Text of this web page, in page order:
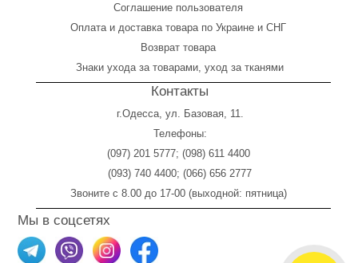
Соглашение пользователя
Оплата и доставка товара по Украине и СНГ
Возврат товара
Знаки ухода за товарами, уход за тканями
Контакты
г.Одесса, ул. Базовая, 11.
Телефоны:
(097) 201 5777; (098) 611 4400
(093) 740 4400; (066) 656 2777
Звоните с 8.00 до 17-00 (выходной: пятница)
Мы в соцсетях